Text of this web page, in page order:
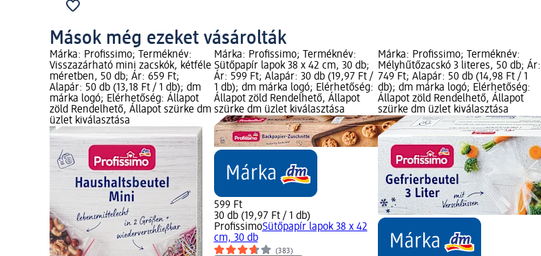
Mások még ezeket vásárolták
Márka: Profissimo; Terméknév:
Visszazárható mini zacskók, kétféle
méretben, 50 db; Ár: 659 Ft;
Alapár: 50 db (13,18 Ft / 1 db); dm
márka logó; Elérhetőség: Állapot
zöld Rendelhető, Állapot szürke dm
üzlet kiválasztása
Márka: Profissimo; Terméknév:
Sütőpapír lapok 38 x 42 cm, 30 db;
Ár: 599 Ft; Alapár: 30 db (19,97 Ft /
1 db); dm márka logó; Elérhetőség:
Állapot zöld Rendelhető, Állapot
szürke dm üzlet kiválasztása
599 Ft
30 db (19,97 Ft / 1 db)
ProfissimoSütőpapír lapok 38 x 42
cm, 30 db
(383)
Márka: Profissimo; Terméknév:
Mélyhűtőzacskó 3 literes, 50 db; Ár:
749 Ft; Alapár: 50 db (14,98 Ft / 1
db); dm márka logó; Elérhetőség:
Állapot zöld Rendelhető, Állapot
szürke dm üzlet kiválasztása